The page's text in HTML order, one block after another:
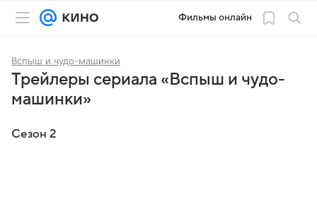
Фильмы онлайн
Вспыш и чудо-машинки
Трейлеры сериала «Вспыш и чудо-
машинки»
Сезон 2